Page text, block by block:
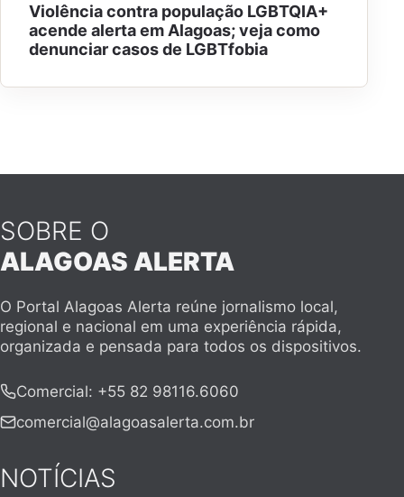
Violência contra população LGBTQIA+
acende alerta em Alagoas; veja como
denunciar casos de LGBTfobia
SOBRE O
ALAGOAS ALERTA
O Portal Alagoas Alerta reúne jornalismo local,
regional e nacional em uma experiência rápida,
organizada e pensada para todos os dispositivos.
Comercial: +55 82 98116.6060
comercial@alagoasalerta.com.br
NOTÍCIAS